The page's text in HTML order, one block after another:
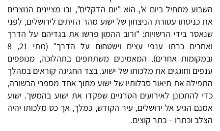
השבוע מתחיל ביום א', הוא "יום הדקלים", ובו מציינים הנוצרים
את כניסתו עטורת הניצחון של ישוע מהר הזיתים לירושלים, לפני
שנאסר בידי הרשויות: "ורוב ההמון פרשו את בגדיהם על הדרך
ואחרים כרתו ענפי עצים וישטחום על הדרך" (מתי 21, 8
ובמקומות אחרים). המאמינים משתתפים בתהלוכה, מנופפים
ענפים וחוגגים את מלכותו של ישוע. בצד החגיגה קוראים במהלך
התפילה את תיאור סבלותיו של ישוע מתוך אחד מספרי הבשורה,
כדי להתכונן לאירועים הטרגיים שפקדו את ישוע בהמשך. ישוע
אמנם הגיע אל ירושלים, עיר הקודש, כמלך, אך כס מלכותו יהיה
הצלב וכתרו – כתר קוצים.